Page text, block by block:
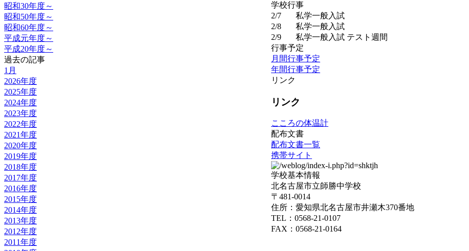
昭和30年度～
昭和50年度～
昭和60年度～
平成元年度～
平成20年度～
過去の記事
1月
2026年度
2025年度
2024年度
2023年度
2022年度
2021年度
2020年度
2019年度
2018年度
2017年度
2016年度
2015年度
2014年度
2013年度
2012年度
2011年度
学校行事
2/7
私学一般入試
2/8
私学一般入試
2/9
私学一般入試 テスト週間
行事予定
月間行事予定
年間行事予定
リンク
リンク
こころの体温計
配布文書
配布文書一覧
携帯サイト
学校基本情報
北名古屋市立師勝中学校
〒481-0014
住所：愛知県北名古屋市井瀬木370番地
TEL：0568-21-0107
FAX：0568-21-0164